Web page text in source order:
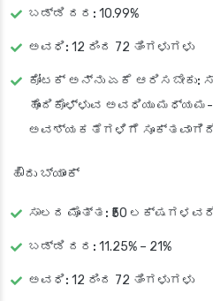
ಬಡ್ಡಿ ದರ: 10.99%
ಅವಧಿ: 12 ರಿಂದ 72 ತಿಂಗಳುಗಳು
ಕೋಟಕ್ ಅನ್ನು ಏಕೆ ಆರಿಸಬೇಕು:
ಹೊಂದಿಕೊಳ್ಳುವ ಅವಧಿಯು
ಅವಶ್ಯಕತೆಗಳಿಗೆ
ಹೌದು ಬ್ಯಾಂಕ್
ಸಾಲದ ಮೊತ್ತ: ₹50
ಬಡ್ಡಿ ದರ: 11.25% – 21%
ಅವಧಿ: 12 ರಿಂದ 72 ತಿಂಗಳುಗಳು